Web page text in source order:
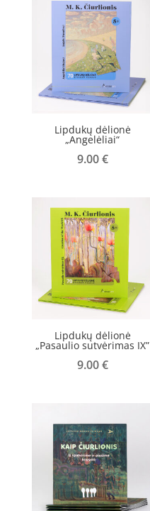
Lipdukų dėlionė
„Angelėliai“
9.00€
Lipdukų dėlionė
„Pasaulio sutvėrimas IX”
9.00€